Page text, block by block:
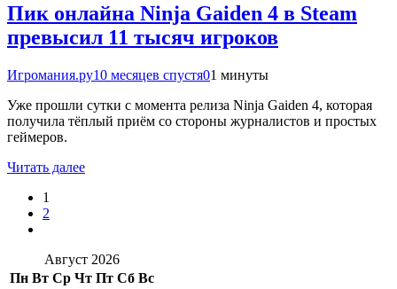
Пик онлайна Ninja Gaiden 4 в Steam
превысил 11 тысяч игроков
Игромания.ру10 месяцев спустя01 минуты
Уже прошли сутки с момента релиза Ninja Gaiden 4, которая
получила тёплый приём со стороны журналистов и простых
геймеров.
Читать далее
1
2
Август 2026
Пн Вт Ср Чт Пт Сб Вс